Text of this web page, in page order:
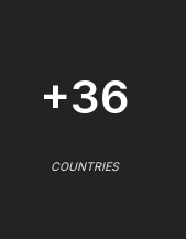
+36
COUNTRIES